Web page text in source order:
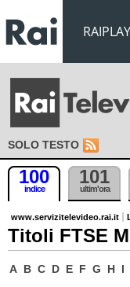
RAIPLAY
SOLO TESTO
100
indice
101
ultim'ora
www.servizitelevideo.rai.it
Titoli FTSE
A B C D E F G H I